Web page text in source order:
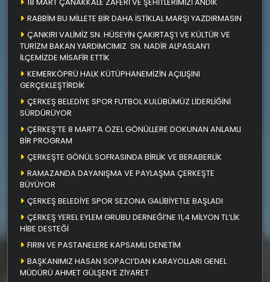
RABBİM BU MİLLETE BİR DAHA İSTİKLAL MARŞI YAZDIRMASIN
ÇANKIRI VALİMİZ SN. HÜSEYİN ÇAKIRTAŞ’I VE KÜLTÜR VE
TURİZM BAKAN YARDIMCIMIZ SN. NADİR ALPASLAN’I
İLÇEMİZDE MİSAFİR ETTİK
KEMERKÖPRÜ HALK KÜTÜPHANEMİZİN AÇILIŞINI
GERÇEKLEŞTİRDİK
ÇERKEŞ BELEDİYE SPOR FUTBOL KULÜBÜMÜZ LİDERLİĞİNİ
SÜRDÜRÜYOR
ÇERKEŞ’TE 8 MART’A ÖZEL GÖNÜLLERE DOKUNAN ANLAMLI
BİR PROGRAM
ÇERKEŞTE GÖNÜL SOFRASINDA BİRLİK VE BERABERLİK
RAMAZANDA DAYANIŞMA VE PAYLAŞMA ÇERKEŞTE
BÜYÜYOR
ÇERKEŞ BELEDİYE SPOR SEZONA GALİBİYETLE BAŞLADI
ÇERKEŞ YEREL EYLEM GRUBU DERNEĞİ’NE 11,4 MİLYON TL’LİK
HİBE DESTEĞİ
FIRIN VE PASTANELERE KAPSAMLI DENETİM
BAŞKANIMIZ HASAN SOPACI’DAN KARAYOLLARI GENEL
MÜDÜRÜ AHMET GÜLŞEN’E ZİYARET